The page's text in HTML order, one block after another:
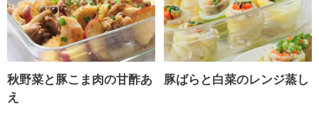
秋野菜と豚こま肉の甘酢あ
え
豚ばらと白菜のレンジ蒸し